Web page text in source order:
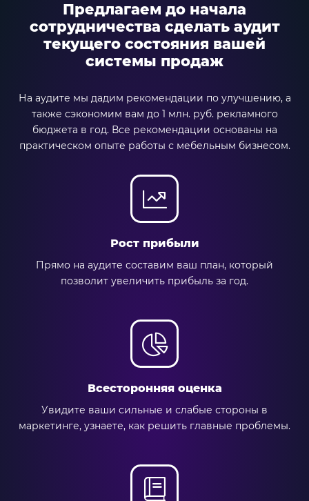
Предлагаем до начала
сотрудничества сделать аудит
текущего состояния вашей
системы продаж
На аудите мы дадим рекомендации по улучшению, а
также сэкономим вам до 1 млн. руб. рекламного
бюджета в год. Все рекомендации основаны на
практическом опыте работы с мебельным бизнесом.
Рост прибыли
Прямо на аудите составим ваш план, который
позволит увеличить прибыль за год.
Всесторонняя оценка
Увидите ваши сильные и слабые стороны в
маркетинге, узнаете, как решить главные проблемы.